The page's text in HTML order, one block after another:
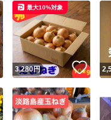
いいね！
3,280円 いい
最大10%対象